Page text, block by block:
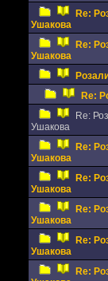
Re:
Ушакова
Re:
Ушакова
Re:
Re:
Ушакова
Re:
Ушакова
Re:
Ушакова
Re:
Ушакова
Re:
Ушакова
Re: